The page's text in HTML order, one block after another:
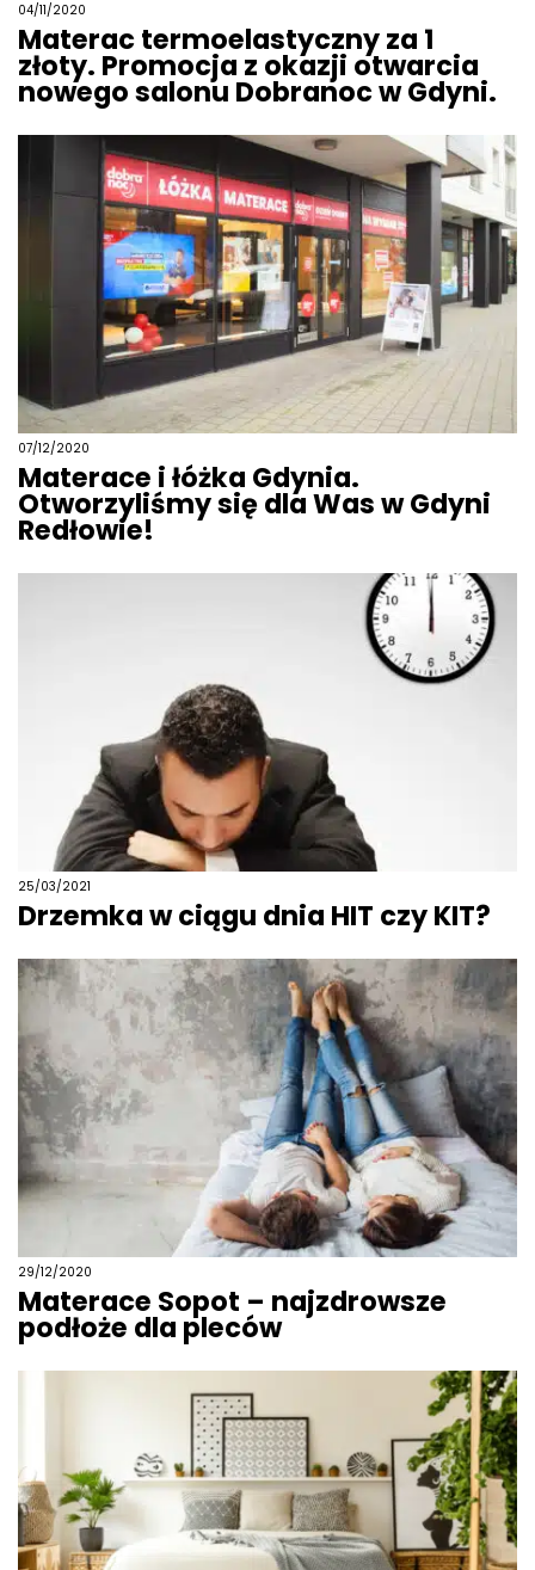
04/11/2020
Materac termoelastyczny za 1
złoty. Promocja z okazji otwarcia
nowego salonu Dobranoc w Gdyni.
07/12/2020
Materace i łóżka Gdynia.
Otworzyliśmy się dla Was w Gdyni
Redłowie!
25/03/2021
Drzemka w ciągu dnia HIT czy KIT?
29/12/2020
Materace Sopot – najzdrowsze
podłoże dla pleców